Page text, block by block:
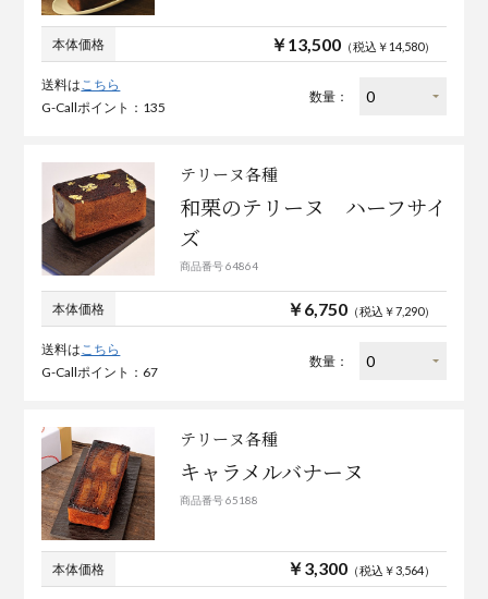
本体価格 ￥13,500（税込￥14,580）
送料はこちら
G-Callポイント：135
数量：
テリーヌ各種
和栗のテリーヌ ハーフサイ
ズ
商品番号 64864
本体価格 ￥6,750（税込￥7,290）
送料はこちら
G-Callポイント：67
数量：
テリーヌ各種
キャラメルバナーヌ
商品番号 65188
本体価格 ￥3,300（税込￥3,564）